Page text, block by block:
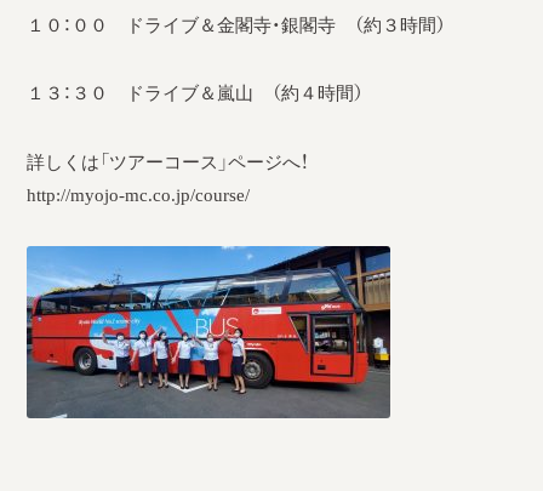
新型コロナ感染予防対策
１０：００ ドライブ＆金閣寺・銀閣寺 （約３時間）
１３：３０ ドライブ＆嵐山 （約４時間）
詳しくは「ツアーコース」ページへ！
http://myojo-mc.co.jp/course/